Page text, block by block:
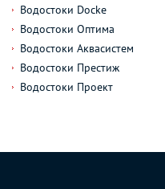
Водостоки Docke
Водостоки Оптима
Водостоки Аквасистем
Водостоки Престиж
Водостоки Проект